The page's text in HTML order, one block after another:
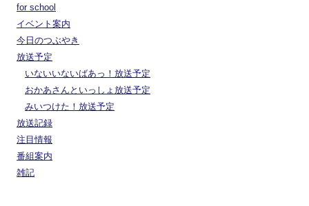
for school
イベント案内
今日のつぶやき
放送予定
いないいないばあっ！放送予定
おかあさんといっしょ放送予定
みいつけた！放送予定
放送記録
注目情報
番組案内
雑記